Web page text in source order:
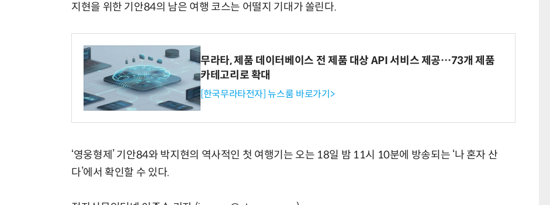
지현을 위한 기안84의 남은 여행 코스는 어떨지 기대가 쏠린다.
무라타, 제품 데이터베이스 전 제품 대상 API 서비스 제공…73개 제품
카테고리로 확대
[한국무라타전자] 뉴스룸 바로가기>
‘영웅형제’ 기안84와 박지현의 역사적인 첫 여행기는 오는 18일 밤 11시 10분에 방송되는 ‘나 혼자 산
다’에서 확인할 수 있다.